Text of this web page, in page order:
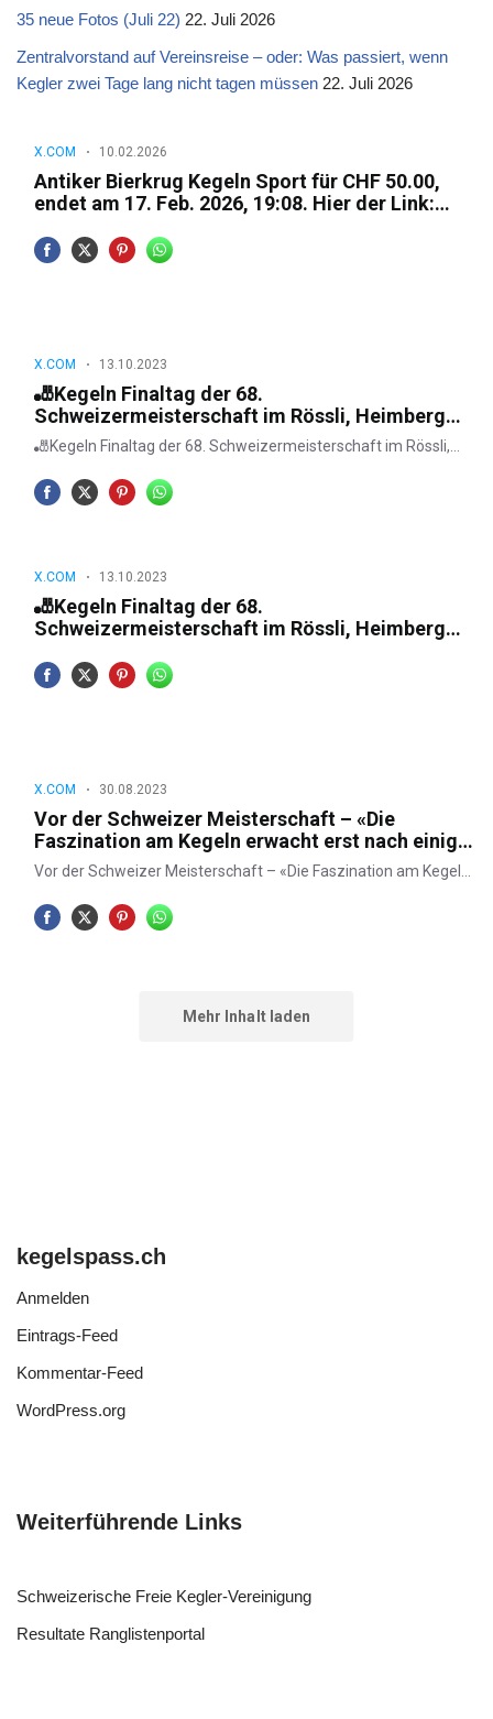
35 neue Fotos (Juli 22) 22. Juli 2026
Zentralvorstand auf Vereinsreise – oder: Was passiert, wenn
Kegler zwei Tage lang nicht tagen müssen 22. Juli 2026
kegelspass.ch
Anmelden
Eintrags-Feed
Kommentar-Feed
WordPress.org
Weiterführende Links
Schweizerische Freie Kegler-Vereinigung
Resultate Ranglistenportal